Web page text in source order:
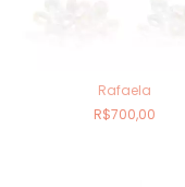
Rafaela
R$700,00